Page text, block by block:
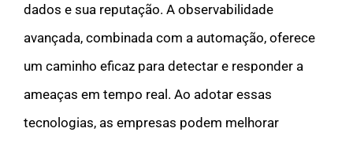
dados e sua reputação. A observabilidade
avançada, combinada com a automação, oferece
um caminho eficaz para detectar e responder a
ameaças em tempo real. Ao adotar essas
tecnologias, as empresas podem melhorar